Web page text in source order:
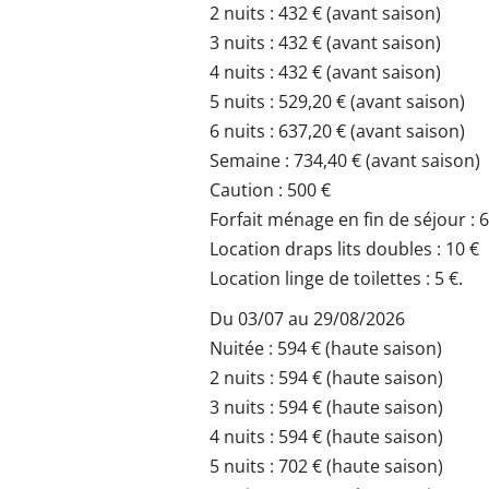
2 nuits : 432 € (avant saison)
3 nuits : 432 € (avant saison)
4 nuits : 432 € (avant saison)
5 nuits : 529,20 € (avant saison)
6 nuits : 637,20 € (avant saison)
Semaine : 734,40 € (avant saison)
Caution : 500 €
Forfait ménage en fin de séjour :
Location draps lits doubles : 10 €
Location linge de toilettes : 5 €.
Du 03/07 au 29/08/2026
Nuitée : 594 € (haute saison)
2 nuits : 594 € (haute saison)
3 nuits : 594 € (haute saison)
4 nuits : 594 € (haute saison)
5 nuits : 702 € (haute saison)